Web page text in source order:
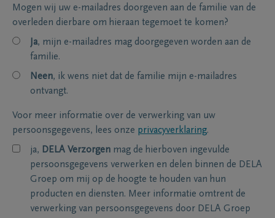
Mogen wij uw e-mailadres doorgeven aan de familie van de
overleden dierbare om hieraan tegemoet te komen?
Ja, mijn e-mailadres mag doorgegeven worden aan de
familie.
Neen, ik wens niet dat de familie mijn e-mailadres
ontvangt.
Voor meer informatie over de verwerking van uw
persoonsgegevens, lees onze privacyverklaring.
ja, DELA Verzorgen mag de hierboven ingevulde
persoonsgegevens verwerken en delen binnen de DELA
Groep om mij op de hoogte te houden van hun
producten en diensten. Meer informatie omtrent de
verwerking van persoonsgegevens door DELA Groep